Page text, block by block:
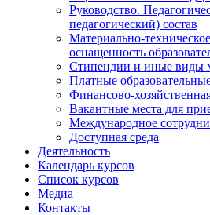
Руководство.
педагогический) состав
Материально-
оснащенность
Стипендии и иные виды
Платные
Финансово-
Вакантные места для
Международное
Доступная среда
Деятельность
Календарь курсов
Список курсов
Медиа
Контакты